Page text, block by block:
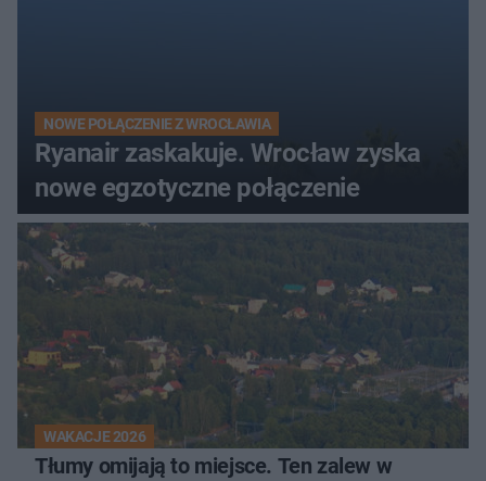
NOWE POŁĄCZENIE Z WROCŁAWIA
Ryanair zaskakuje. Wrocław zyska
nowe egzotyczne połączenie
WAKACJE 2026
Tłumy omijają to miejsce. Ten zalew w